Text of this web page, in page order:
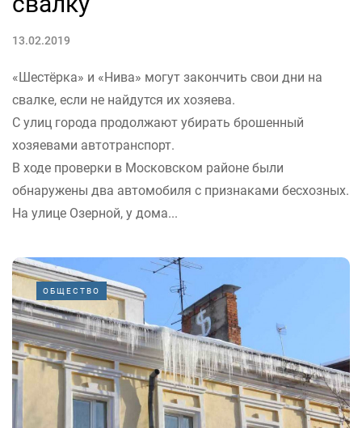
13.02.2019
«Шестёрка» и «Нива» могут закончить свои дни на
свалке, если не найдутся их хозяева.
С улиц города продолжают убирать брошенный
хозяевами автотранспорт.
В ходе проверки в Московском районе были
обнаружены два автомобиля с признаками бесхозных.
На улице Озерной, у дома...
ОБЩЕСТВО